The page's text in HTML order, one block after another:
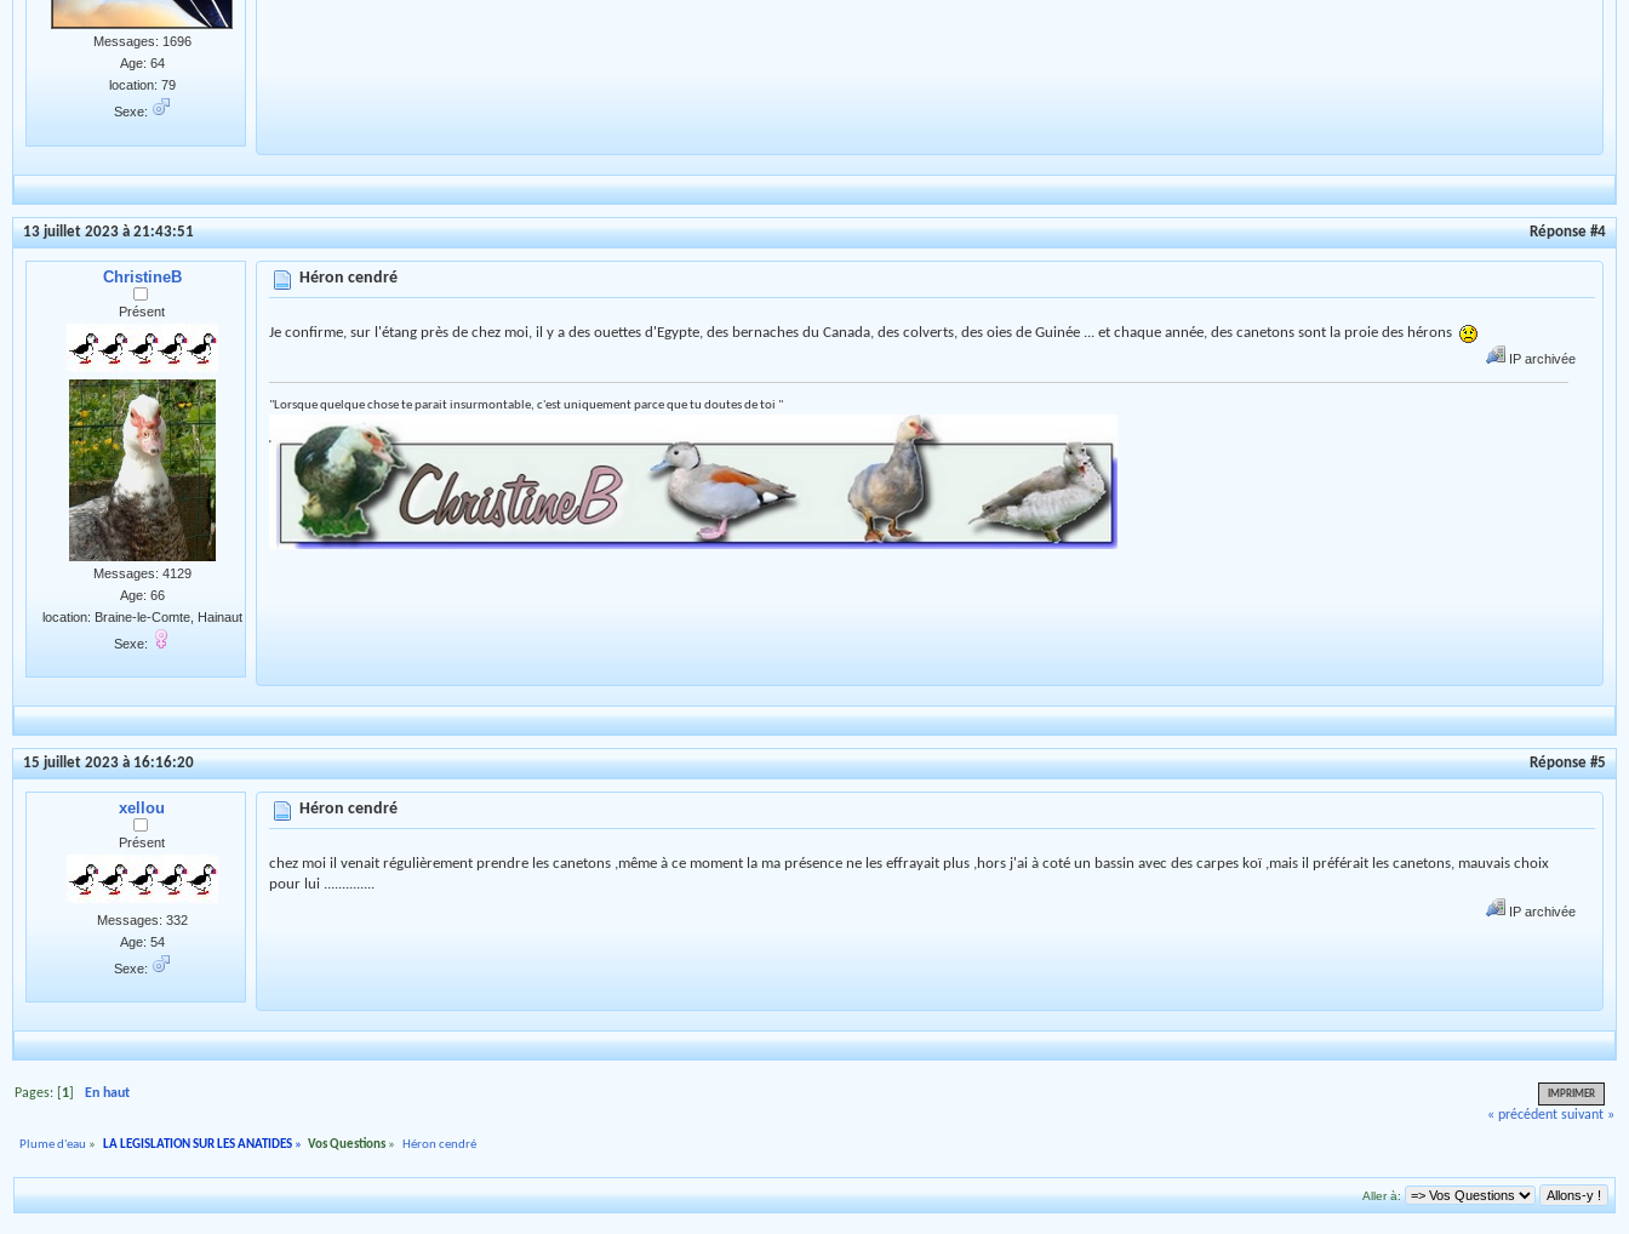
Messages: 1696
Age: 64
location: 79
Sexe:
13 juillet 2023 à 21:43:51 Réponse #4
ChristineB
Présent
Messages: 4129
Age: 66
location: Braine-le-Comte, Hainaut
Sexe:
Héron cendré
Je confirme, sur l'étang près de chez moi, il y a des ouettes d'Egypte, des bernaches du Canada, des colverts, des oies de Guinée ... et chaque année, des canetons sont la proie des hérons
IP archivée
"Lorsque quelque chose te parait insurmontable, c'est uniquement parce que tu doutes de toi "
15 juillet 2023 à 16:16:20 Réponse #5
xellou
Présent
Messages: 332
Age: 54
Sexe:
Héron cendré
chez moi il venait régulièrement prendre les canetons ,même à ce moment la ma présence ne les effrayait plus ,hors j'ai à coté un bassin avec des carpes koï ,mais il préférait les canetons, mauvais choix
pour lui ..............
IP archivée
IMPRIMER
Pages: [ 1 ]En haut
« précédent suivant »
Plume d'eau » LA LEGISLATION SUR LES ANATIDES» Vos Questions » Héron cendré
Aller à: